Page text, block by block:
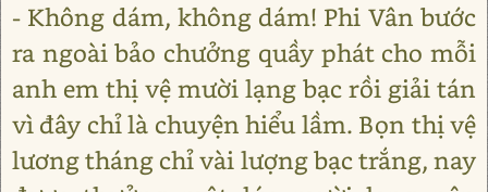
- Không dám, không dám! Phi Vân bước
ra ngoài bảo chưởng quầy phát cho mỗi
anh em thị vệ mười lạng bạc rồi giải tán
vì đây chỉ là chuyện hiểu lầm. Bọn thị vệ
lương tháng chỉ vài lượng bạc trắng, nay